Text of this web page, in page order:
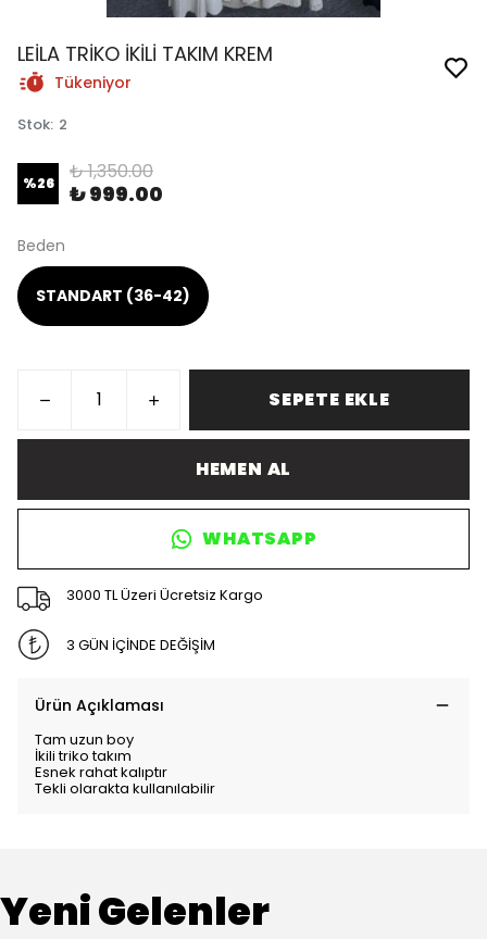
LEİLA TRİKO İKİLİ TAKIM KREM
Tükeniyor
Stok: 2
%26 ₺ 1,350.00
₺ 999.00
Beden
STANDART (36-42)
SEPETE EKLE
HEMEN AL
WHATSAPP
3000 TL Üzeri Ücretsiz Kargo
3 GÜN İÇİNDE DEĞİŞİM
Ürün Açıklaması
Tam uzun boy
İkili triko takım
Esnek rahat kalıptır
Tekli olarakta kullanılabilir
Yeni Gelenler